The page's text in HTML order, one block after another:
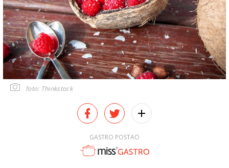
foto: Thinkstock
GASTRO POSTAO